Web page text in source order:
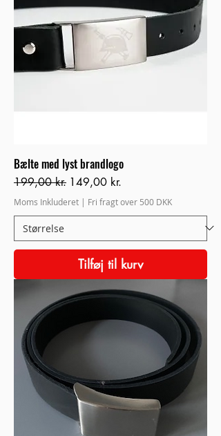
Bælte med lyst brandlogo
Regulær pris
199,00 kr. Salgspris
149,00 kr.
Moms Inkluderet | Fri fragt over 500 DKK
Tilføj til kurv